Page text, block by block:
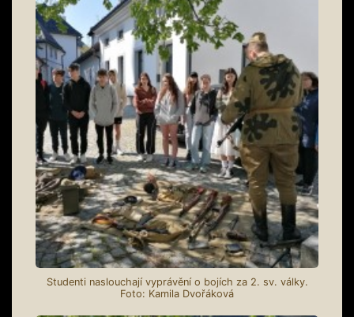
Studenti naslouchají vyprávění o bojích za 2. sv. války.
Foto: Kamila Dvořáková